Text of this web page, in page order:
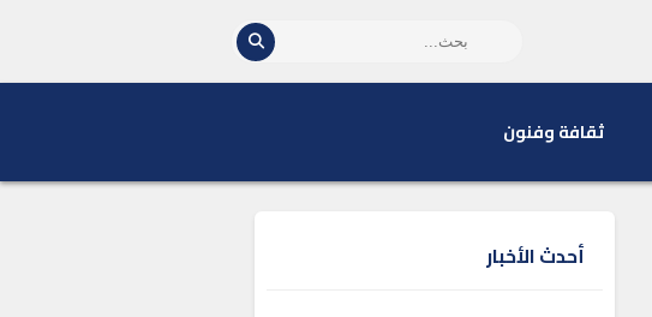
ثقافة وفنون
أحدث الأخبار